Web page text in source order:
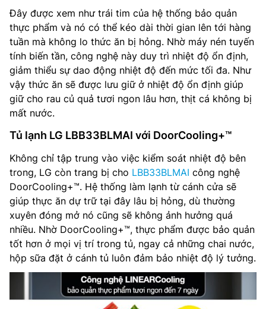
Đây được xem như trái tim của hệ thống bảo quản
thực phẩm và nó có thể kéo dài thời gian lên tới hàng
tuần mà không lo thức ăn bị hỏng. Nhờ máy nén tuyến
tính biến tần, công nghệ này duy trì nhiệt độ ổn định,
giảm thiểu sự dao động nhiệt độ đến mức tối đa. Như
vậy thức ăn sẽ được lưu giữ ở nhiệt độ ổn định giúp
giữ cho rau củ quả tươi ngon lâu hơn, thịt cá không bị
mất nước.
Tủ lạnh LG LBB33BLMAI với DoorCooling+™
Không chỉ tập trung vào việc kiểm soát nhiệt độ bên
trong, LG còn trang bị cho LBB33BLMAI công nghệ
DoorCooling+™. Hệ thống làm lạnh từ cánh cửa sẽ
giúp thực ăn dự trữ tại đây lâu bị hỏng, dù thường
xuyên đóng mở nó cũng sẽ không ảnh hưởng quá
nhiều. Nhờ DoorCooling+™, thực phẩm được bảo quản
tốt hơn ở mọi vị trí trong tủ, ngay cả những chai nước,
hộp sữa đặt ở cánh tủ luôn đảm bảo nhiệt độ lý tưởng.